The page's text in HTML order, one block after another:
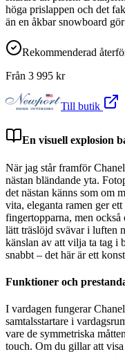
höga prislappen och det
än en åkbar snowboard
Rekommenderad
Från 3 995 kr
Till butik
En visuell explosion
När jag står framför
nästan bländande yta.
det nästan känns som om
vita, eleganta ramen ger
fingertopparna, men
lätt träslöjd svävar i luften
känslan av att vilja ta tag i
snabbt – det här är ett
Funktioner och
I vardagen fungerar
samtalsstartare i
vare de symmetriska
touch. Om du gillar att